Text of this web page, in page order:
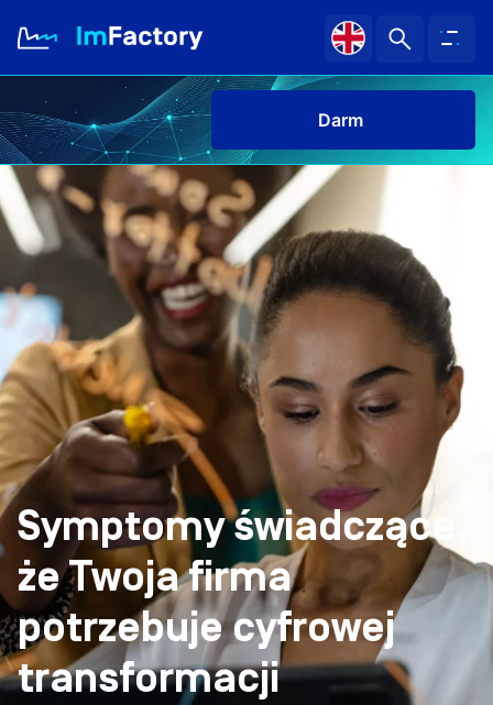
O nas
Branże i Rozwiązania
Case study
Baza wiedzy
Kariera
Darmowe p
Darmowe pil
Symptomy świadczące,
że Twoja firma
potrzebuje cyfrowej
transformacji